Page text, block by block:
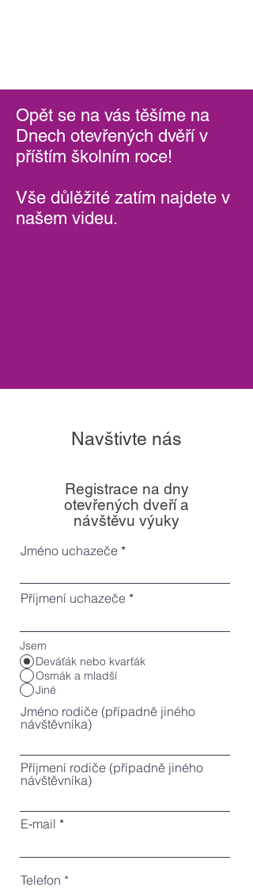
Opět se na vás těšíme na
Dnech otevřených dvěří v
příštím školním roce!
Vše důlěžité zatím najdete v
našem videu.
Navštivte nás
Registrace na dny
otevřených dveří a
návštěvu výuky
Jméno uchazeče
Příjmení uchazeče
Jsem
Deváťák nebo kvarťák
Osmák a mladší
Jiné
Jméno rodiče (případně jiného
návštěvníka)
Příjmení rodiče (případně jiného
návštěvníka)
E‑mail
Telefon